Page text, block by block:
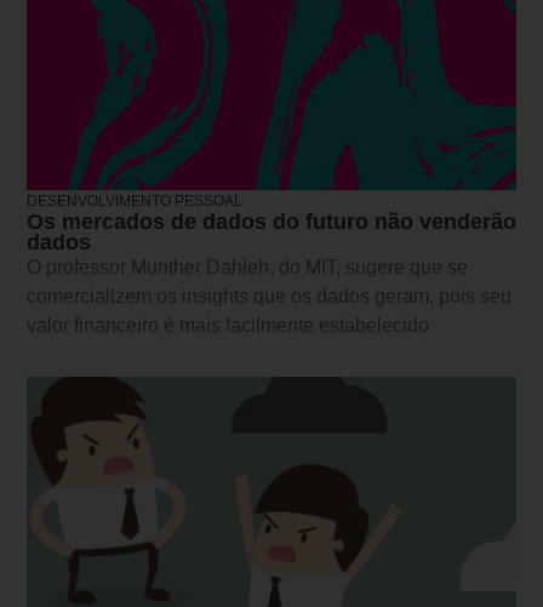
DESENVOLVIMENTO PESSOAL
Os mercados de dados do futuro não venderão
dados
O professor Munther Dahleh, do MIT, sugere que se
comercializem os insights que os dados geram, pois seu
valor financeiro é mais facilmente estabelecido